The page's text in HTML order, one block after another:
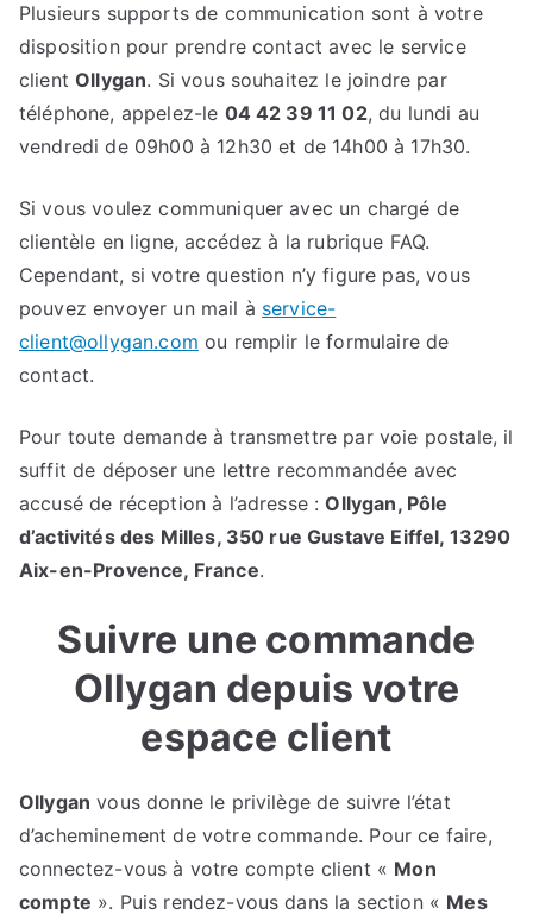
Plusieurs supports de communication sont à votre
disposition pour prendre contact avec le service
clientOllygan. Si vous souhaitez le joindre par
téléphone, appelez-le 04 42 39 11 02, du lundi au
vendredi de 09h00 à 12h30 et de 14h00 à 17h30.
Si vous voulez communiquer avec un chargé de
clientèle en ligne, accédez à la rubrique FAQ.
Cependant, si votre question n’y figure pas, vous
pouvez envoyer un mail à service-
client@ollygan.com ou remplir le formulaire de
contact.
Pour toute demande à transmettre par voie postale, il
suffit de déposer une lettre recommandée avec
accusé de réception à l’adresse :Ollygan, Pôle
d’activités des Milles, 350 rue Gustave Eiffel, 13290
Aix-en-Provence, France.
Suivre une commande
Ollygan depuis votre
espace client
Ollygan vous donne le privilège de suivre l’état
d’acheminement de votre commande. Pour ce faire,
connectez-vous à votre compte client « Mon
compte ». Puis rendez-vous dans la section « Mes